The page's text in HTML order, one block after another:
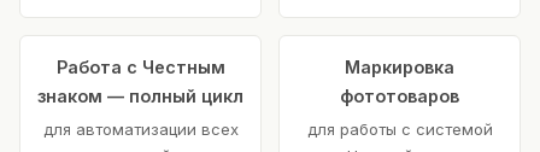
Работа с Честным
знаком — полный цикл
для автоматизации всех
Маркировка
фототоваров
для работы с системой